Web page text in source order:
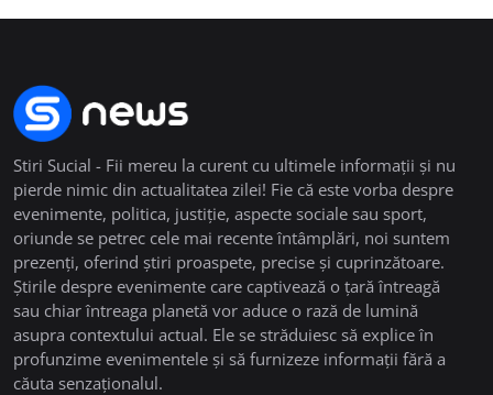
Stiri Sucial - Fii mereu la curent cu ultimele informații și nu
pierde nimic din actualitatea zilei! Fie că este vorba despre
evenimente, politica, justiție, aspecte sociale sau sport,
oriunde se petrec cele mai recente întâmplări, noi suntem
prezenți, oferind știri proaspete, precise și cuprinzătoare.
Știrile despre evenimente care captivează o țară întreagă
sau chiar întreaga planetă vor aduce o rază de lumină
asupra contextului actual. Ele se străduiesc să explice în
profunzime evenimentele și să furnizeze informații fără a
căuta senzaționalul.